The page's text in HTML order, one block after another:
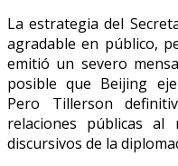
La estrategia del
agradable en público,
emitió un severo
posible que Beijing
Pero Tillerson
relaciones públicas al
discursivos de la